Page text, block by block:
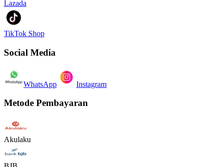
Lazada
TikTok Shop
Social Media
WhatsApp Instagram
Metode Pembayaran
Akulaku